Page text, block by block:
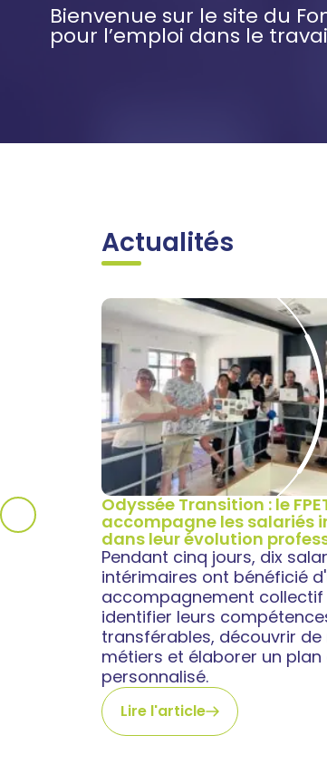
Bienvenue sur le site du
pour l’emploi dans le
Actualités
Odyssée Transition : le
accompagne les salariés
dans leur évolution
Pendant cinq jours, dix
intérimaires ont bénéficié
accompagnement collectif
identifier leurs
transférables, découvrir de
métiers et élaborer un
personnalisé.
Lire l'article